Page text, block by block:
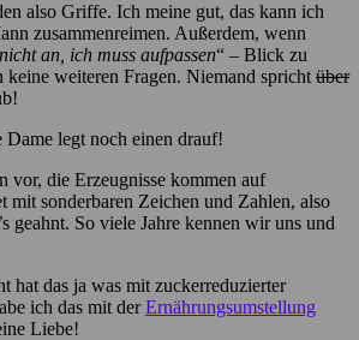
also Griffe. Ich meine gut, das kann ich
zusammenreimen. Außerdem, wenn
an, ich muss aufpassen“ – Blick zu
keine weiteren Fragen. Niemand spricht über
Dame legt noch einen drauf!
vor, die Erzeugnisse kommen auf
mit sonderbaren Zeichen und Zahlen, also
geahnt. So viele Jahre kennen wir uns und
hat das ja was mit zuckerreduzierter
ich das mit derErnährungsumstellung
Liebe!